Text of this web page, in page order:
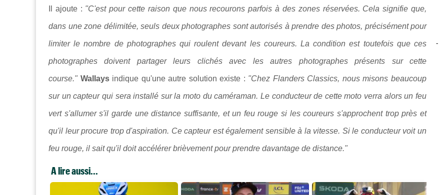
Il ajoute : "C'est pour cette raison que nous recourons parfois à des zones réservées. Cela signifie que,
dans une zone délimitée, seuls deux photographes sont autorisés à prendre des photos, précisément pour
limiter le nombre de photographes qui roulent devant les coureurs. La condition est toutefois que ces
photographes doivent partager leurs clichés avec les autres photographes présents sur cette
course." Wallays indique qu'une autre solution existe : "Chez Flanders Classics, nous misons beaucoup
sur un capteur qui sera installé sur la moto du caméraman. Le conducteur de cette moto verra alors un feu
vert s'allumer s'il garde une distance suffisante, et un feu rouge si les coureurs s'approchent trop près et
qu'il leur procure trop d'aspiration. Ce capteur est également sensible à la vitesse. Si le conducteur voit un
feu rouge, il sait qu'il doit accélérer brièvement pour prendre davantage de distance."
A lire aussi...
-